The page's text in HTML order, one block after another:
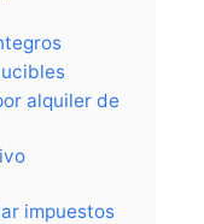
alquiler de
impuestos